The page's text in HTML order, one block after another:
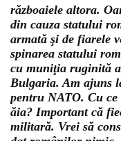
războaiele altora.
din cauza statului
armată şi de fiarele
spinarea statului
cu muniţia ruginită
Bulgaria. Am ajuns
pentru NATO. Cu
ăia? Important că
militară. Vrei să